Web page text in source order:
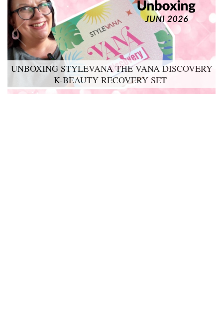
UNBOXING STYLEVANA THE VANA DISCOVERY
K-BEAUTY RECOVERY SET